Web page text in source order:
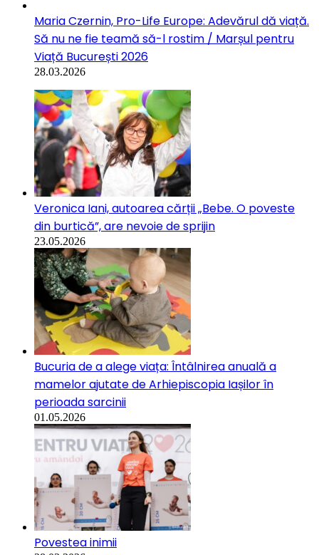
Maria Czernin, Pro-Life Europe: Adevărul dă viață.
Să nu ne fie teamă să-l rostim / Marșul pentru
Viață București 2026
28.03.2026
Veronica Iani, autoarea cărții „Bebe. O poveste
din burtică”, are nevoie de sprijin
23.05.2026
Bucuria de a alege viața: Întâlnirea anuală a
mamelor ajutate de Arhiepiscopia Iașilor în
perioada sarcinii
01.05.2026
Povestea inimii